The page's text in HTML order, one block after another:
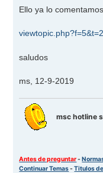
Ello ya lo
saludos
ms, 12-9-2019
msc hotline
Antes de preguntar-
Continuar Temas-Titulos